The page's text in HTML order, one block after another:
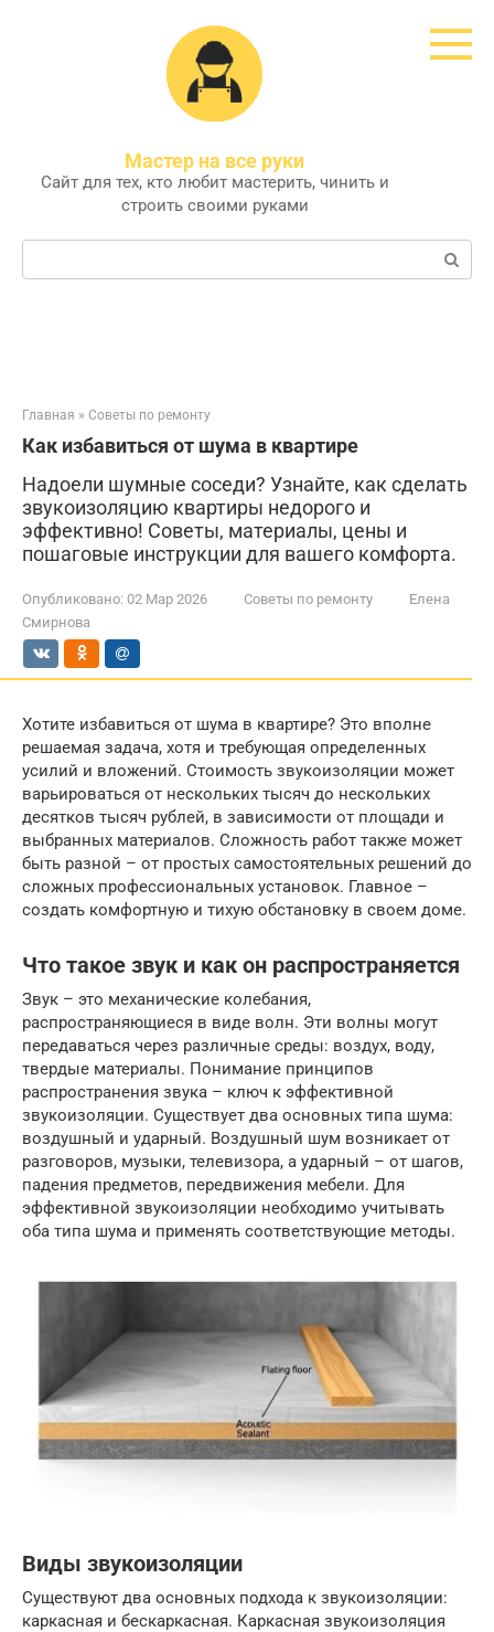
Мастер на все руки
Сайт для тех, кто любит мастерить, чинить и
строить своими руками
Поиск:
Главная » Советы по ремонту
Как избавиться от шума в квартире
Надоели шумные соседи? Узнайте, как сделать
звукоизоляцию квартиры недорого и
эффективно! Советы, материалы, цены и
пошаговые инструкции для вашего комфорта.
Опубликовано: 02 Мар 2026 Советы по ремонту
Елена
Смирнова
Хотите избавиться от шума в квартире? Это вполне
решаемая задача, хотя и требующая определенных
усилий и вложений. Стоимость звукоизоляции может
варьироваться от нескольких тысяч до нескольких
десятков тысяч рублей, в зависимости от площади и
выбранных материалов. Сложность работ также может
быть разной – от простых самостоятельных решений до
сложных профессиональных установок. Главное –
создать комфортную и тихую обстановку в своем доме.
Что такое звук и как он распространяется
Звук – это механические колебания,
распространяющиеся в виде волн. Эти волны могут
передаваться через различные среды: воздух, воду,
твердые материалы. Понимание принципов
распространения звука – ключ к эффективной
звукоизоляции. Существует два основных типа шума:
воздушный и ударный. Воздушный шум возникает от
разговоров, музыки, телевизора, а ударный – от шагов,
падения предметов, передвижения мебели. Для
эффективной звукоизоляции необходимо учитывать
оба типа шума и применять соответствующие методы.
Виды звукоизоляции
Существуют два основных подхода к звукоизоляции:
каркасная и бескаркасная. Каркасная звукоизоляция